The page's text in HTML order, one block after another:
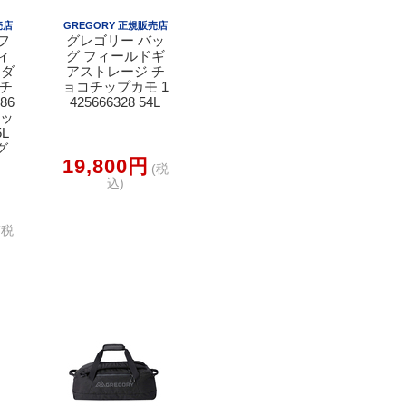
店 GREGORY 正規販売店
グレゴリー バッ
グ フィールドギ
アストレージ チ
ョコチップカモ 1
425666328 54L
19,800円 (税
込)